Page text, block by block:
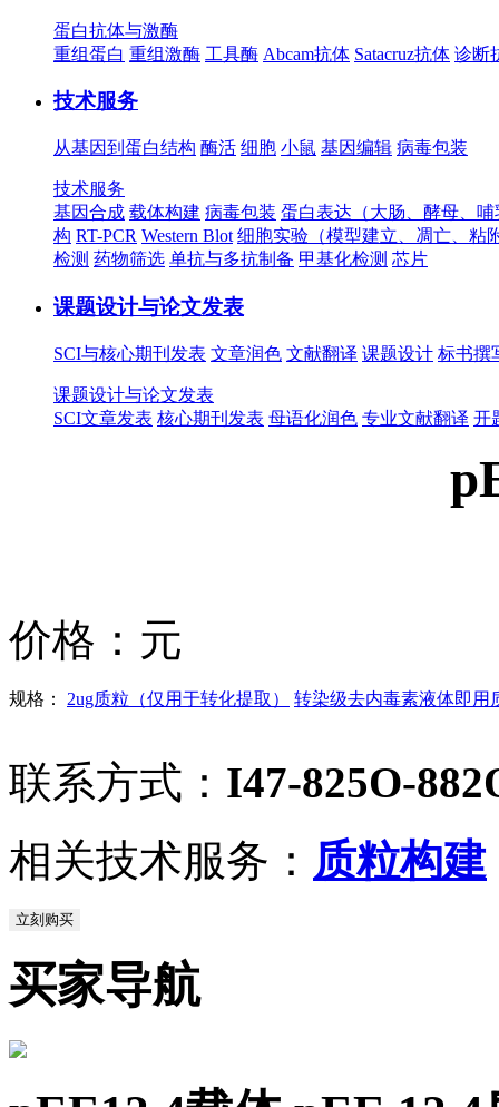
蛋白抗体与激酶
重组蛋白 重组激酶 工具酶 Abcam抗体 Satacruz抗体 诊断
技术服务
从基因到蛋白结构 酶活 细胞 小鼠 基因编辑 病毒包装
技术服务
基因合成 载体构建 病毒包装 蛋白表达（大肠、酵母、
构 RT-PCR Western Blot 细胞实验（模型建立、凋亡、粘
检测 药物筛选 单抗与多抗制备 甲基化检测 芯片
课题设计与论文发表
SCI与核心期刊发表 文章润色 文献翻译 课题设计 标书撰
课题设计与论文发表
SCI文章发表 核心期刊发表 母语化润色 专业文献翻译 开
价格： 元
规格： 2ug质粒（仅用于转化提取） 转染级去内毒素液体即用
联系方式： I47-825O-
相关技术服务： 质粒构建
立刻购买
买家导航